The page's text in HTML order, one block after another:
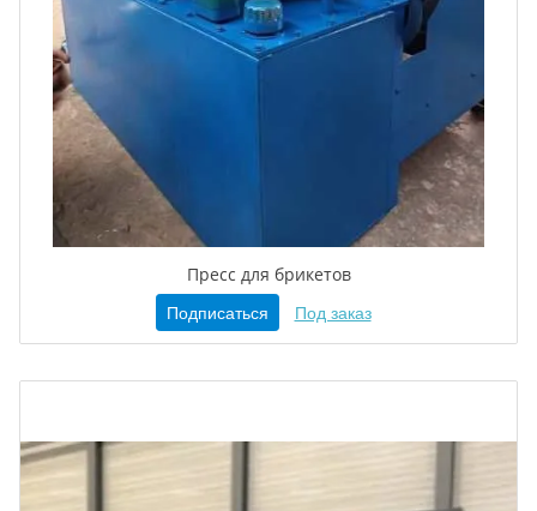
Пресс для брикетов
Подписаться Под заказ